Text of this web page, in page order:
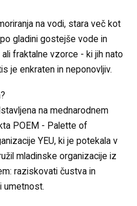
na vodi, stara več kot
gladini gostejše vode in
fraktalne vzorce - ki jih nato
je enkraten in neponovljiv.
na mednarodnem
POEM - Palette of
YEU, ki je potekala v
mladinske organizacije iz
raziskovati čustva in
umetnost.